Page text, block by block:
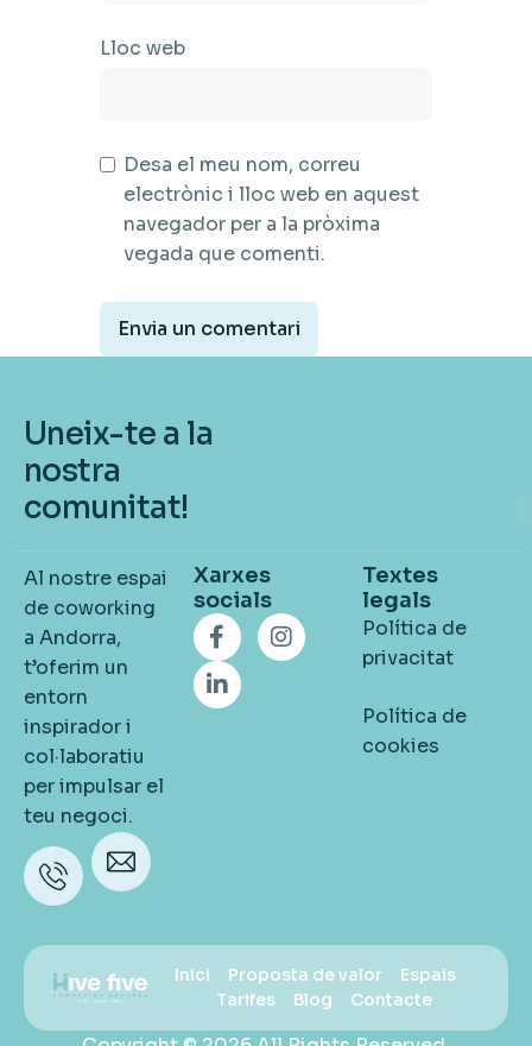
Lloc web
Desa el meu nom, correu
electrònic i lloc web en aquest
navegador per a la pròxima
vegada que comenti.
Uneix-te a la
nostra
comunitat!
Al nostre espai
de coworking
a Andorra,
t’oferim un
entorn
inspirador i
col·laboratiu
per impulsar el
teu negoci.
Telèfon
+376
Xarxes
socials
Textes
legals
Política de
privacitat
Política de
cookies
Inici Proposta de valor
Espais
Tarifes
Blog Contacte